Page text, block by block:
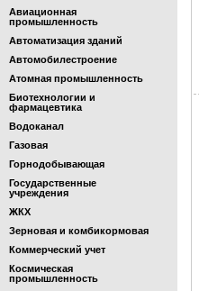
Авиационная
промышленность
Автоматизация зданий
Автомобилестроение
Атомная промышленность
Биотехнологии и
фармацевтика
Водоканал
Газовая
Горнодобывающая
Государственные
учреждения
ЖКХ
Зерновая и комбикормовая
Коммерческий учет
Космическая
промышленность